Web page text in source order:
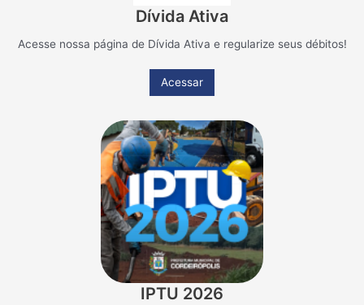
Dívida Ativa
Acesse nossa página de Dívida Ativa e regularize seus débitos!
Acessar
IPTU 2026